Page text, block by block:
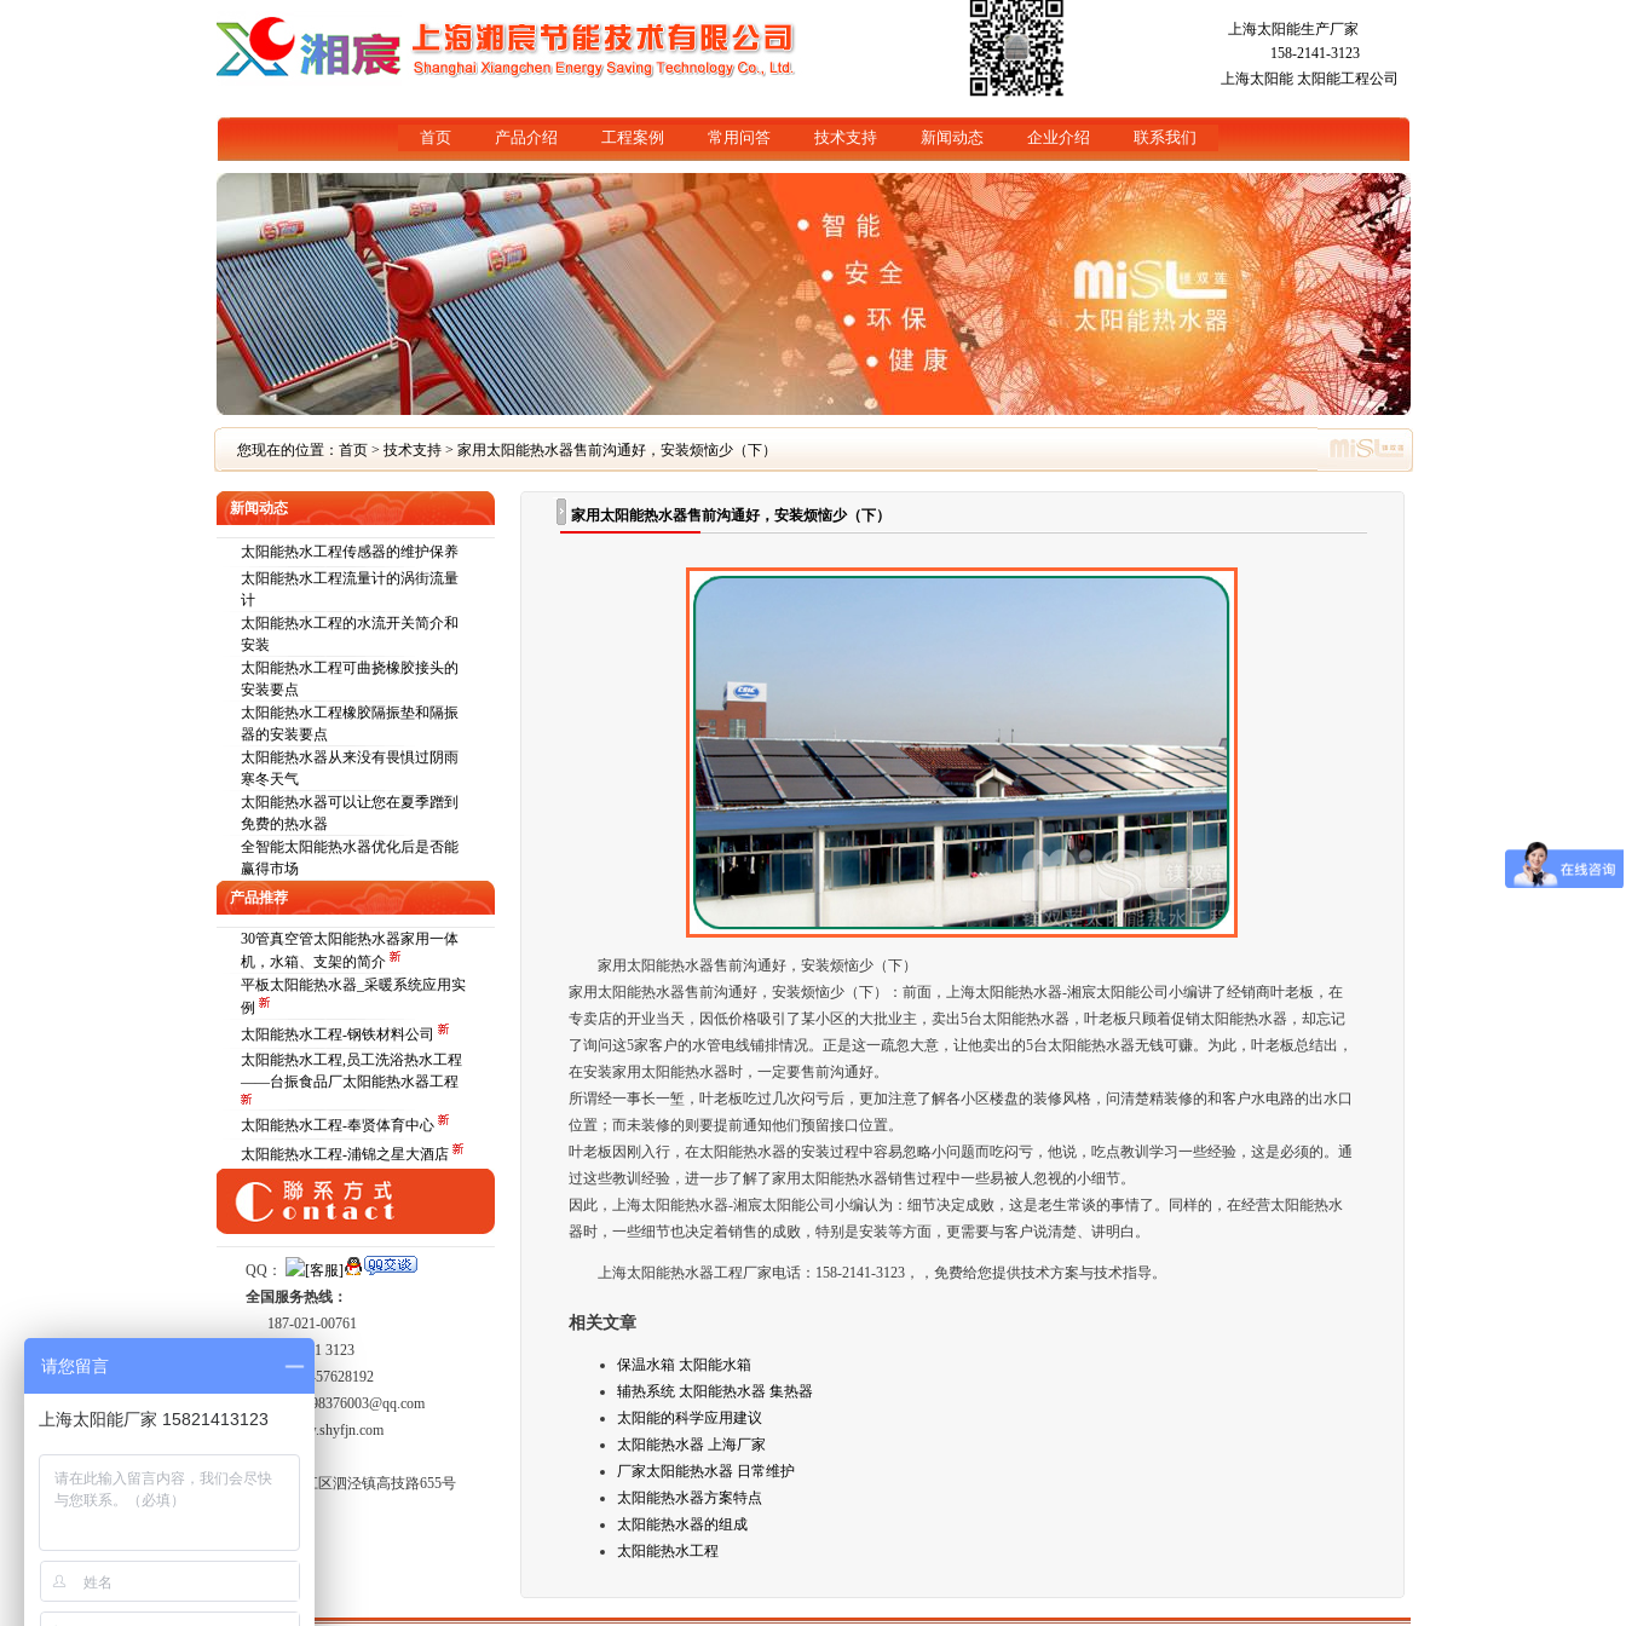
上海太阳能生产厂家
158-2141-3123
上海太阳能 太阳能工程公司
首页 产品介绍 工程案例 常用问答 技术支持 新闻动态 企业介绍 联系我们
您现在的位置： 首页> 技术支持> 家用太阳能热水器售前沟通好，安装烦恼少（下）
新闻动态
太阳能热水工程传感器的维护保养
太阳能热水工程流量计的涡街流量
计
太阳能热水工程的水流开关简介和
安装
太阳能热水工程可曲挠橡胶接头的
安装要点
太阳能热水工程橡胶隔振垫和隔振
器的安装要点
太阳能热水器从来没有畏惧过阴雨
寒冬天气
太阳能热水器可以让您在夏季蹭到
免费的热水器
全智能太阳能热水器优化后是否能
赢得市场
产品推荐
30管真空管太阳能热水器家用一体
机，水箱、支架的简介
平板太阳能热水器_采暖系统应用实
例
太阳能热水工程-钢铁材料公司
太阳能热水工程,员工洗浴热水工程
——台振食品厂太阳能热水器工程
太阳能热水工程-奉贤体育中心
太阳能热水工程-浦锦之星大酒店
QQ：
全国服务热线：
187-021-00761
158 2141 3123
021-57628192
1098376003@qq.com
http:
//www.shyfjn.com
工厂地址:
上海市松江区泗泾镇高技路655号
家用太阳能热水器售前沟通好，安装烦恼少（下）
家用太阳能热水器售前沟通好，安装烦恼少（下）
家用太阳能热水器售前沟通好，安装烦恼少（下）：前面，上海太阳能热水器-湘宸太阳能公司小编讲了经销商叶老板，在
专卖店的开业当天，因低价格吸引了某小区的大批业主，卖出5台太阳能热水器，叶老板只顾着促销太阳能热水器，却忘记
了询问这5家客户的水管电线铺排情况。正是这一疏忽大意，让他卖出的5台太阳能热水器无钱可赚。为此，叶老板总结出，
在安装家用太阳能热水器时，一定要售前沟通好。
所谓经一事长一堑，叶老板吃过几次闷亏后，更加注意了解各小区楼盘的装修风格，问清楚精装修的和客户水电路的出水口
位置；而未装修的则要提前通知他们预留接口位置。
叶老板因刚入行，在太阳能热水器的安装过程中容易忽略小问题而吃闷亏，他说，吃点教训学习一些经验，这是必须的。通
过这些教训经验，进一步了解了家用太阳能热水器销售过程中一些易被人忽视的小细节。
因此，上海太阳能热水器-湘宸太阳能公司小编认为：细节决定成败，这是老生常谈的事情了。同样的，在经营太阳能热水
器时，一些细节也决定着销售的成败，特别是安装等方面，更需要与客户说清楚、讲明白。
上海太阳能热水器工程厂家电话：158-2141-3123，，免费给您提供技术方案与技术指导。
相关文章
保温水箱 太阳能水箱
辅热系统 太阳能热水器 集热器
太阳能的科学应用建议
太阳能热水器 上海厂家
厂家太阳能热水器 日常维护
太阳能热水器方案特点
太阳能热水器的组成
太阳能热水工程
请您留言
上海太阳能厂家 15821413123